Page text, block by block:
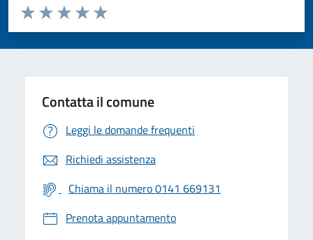
Valuta da 1 a 5 stelle la pagina
Valuta 5 stelle su 5
Valuta 4 stelle su 5
Valuta 3 stelle su 5
Valuta 2 stelle su 5
Valuta 1 stelle su 5
Contatta il comune
Leggi le domande frequenti
Richiedi assistenza
Chiama il numero 0141 669131
Prenota appuntamento